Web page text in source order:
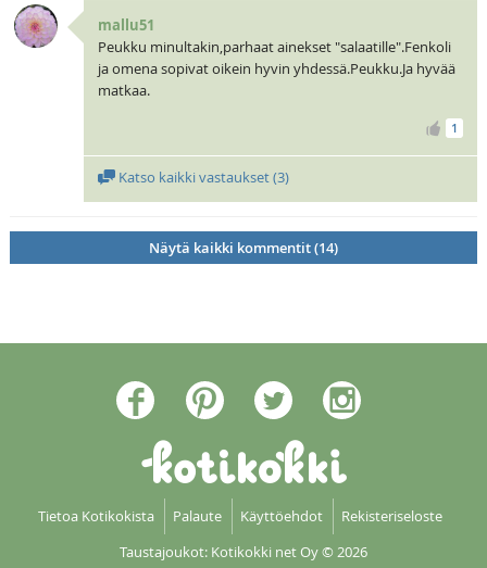
mallu51
Peukku minultakin,parhaat ainekset "salaatille".Fenkoli
ja omena sopivat oikein hyvin yhdessä.Peukku.Ja hyvää
matkaa.
1
Katso kaikki vastaukset (3)
Näytä kaikki kommentit (14)
Tietoa Kotikokista Palaute Käyttöehdot
Rekisteriseloste
Taustajoukot: Kotikokki net Oy© 2026